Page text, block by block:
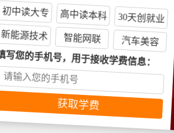
学习目的/学习需求：
初中读大专 高中读本科 30天创就业
新能源技术 智能网联 汽车美容
填写您的手机号，用于接收学费信息：